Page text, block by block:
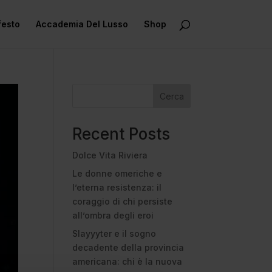
Accademia Del Lusso Shop
Cerca
Recent Posts
Dolce Vita Riviera
Le donne omeriche e
l’eterna resistenza: il
coraggio di chi persiste
all’ombra degli eroi
Slayyyter e il sogno
decadente della provincia
americana: chi è la nuova